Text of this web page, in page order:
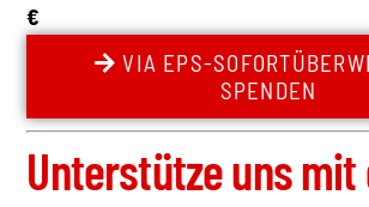
€
VIA EPS-
SPENDEN
Unterstütze uns mit